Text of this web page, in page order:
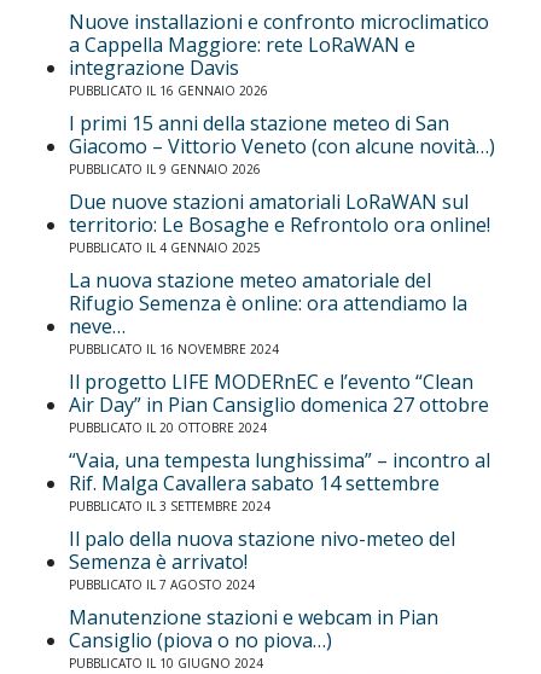
Nuove installazioni e confronto microclimatico
a Cappella Maggiore: rete LoRaWAN e
integrazione Davis
PUBBLICATO IL 16 GENNAIO 2026
I primi 15 anni della stazione meteo di San
Giacomo – Vittorio Veneto (con alcune novità…)
PUBBLICATO IL 9 GENNAIO 2026
Due nuove stazioni amatoriali LoRaWAN sul
territorio: Le Bosaghe e Refrontolo ora online!
PUBBLICATO IL 4 GENNAIO 2025
La nuova stazione meteo amatoriale del
Rifugio Semenza è online: ora attendiamo la
neve…
PUBBLICATO IL 16 NOVEMBRE 2024
Il progetto LIFE MODERnEC e l’evento “Clean
Air Day” in Pian Cansiglio domenica 27 ottobre
PUBBLICATO IL 20 OTTOBRE 2024
“Vaia, una tempesta lunghissima” – incontro al
Rif. Malga Cavallera sabato 14 settembre
PUBBLICATO IL 3 SETTEMBRE 2024
Il palo della nuova stazione nivo-meteo del
Semenza è arrivato!
PUBBLICATO IL 7 AGOSTO 2024
Manutenzione stazioni e webcam in Pian
Cansiglio (piova o no piova…)
PUBBLICATO IL 10 GIUGNO 2024